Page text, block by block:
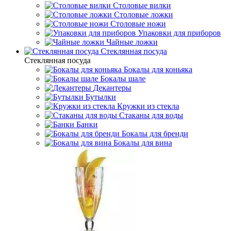
Столовые вилки
Столовые ложки
Столовые ножи
Упаковки для приборов
Чайные ложки
Стеклянная посуда
Стеклянная посуда
Бокалы для коньяка
Бокалы шале
Декантеры
Бутылки
Кружки из стекла
Стаканы для воды
Банки
Бокалы для бренди
Бокалы для вина